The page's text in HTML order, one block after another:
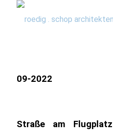
09-2022
Straße am Flugplatz